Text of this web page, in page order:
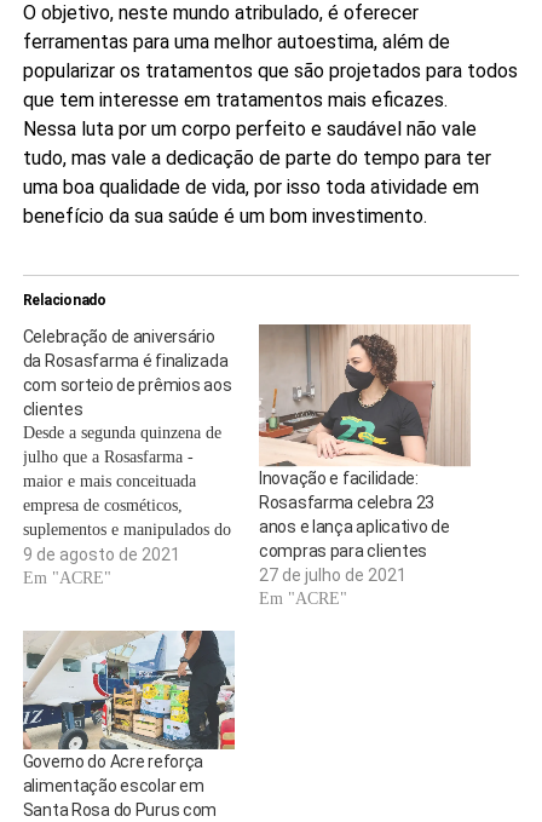
O objetivo, neste mundo atribulado, é oferecer
ferramentas para uma melhor autoestima, além de
popularizar os tratamentos que são projetados para todos
que tem interesse em tratamentos mais eficazes.
Nessa luta por um corpo perfeito e saudável não vale
tudo, mas vale a dedicação de parte do tempo para ter
uma boa qualidade de vida, por isso toda atividade em
benefício da sua saúde é um bom investimento.
Relacionado
Celebração de aniversário
da Rosasfarma é finalizada
com sorteio de prêmios aos
clientes
Desde a segunda quinzena de
julho que a Rosasfarma -
maior e mais conceituada
empresa de cosméticos,
suplementos e manipulados do
Acre - presenteia os clientes
com diversas facilidades, entre
em comemoração aos 23 anos
de fundação do
empreendimento, completados
no dia 23 de julho.…
9 de agosto de 2021
Em "ACRE"
Inovação e facilidade:
Rosasfarma celebra 23
anos e lança aplicativo de
compras para clientes
27 de julho de 2021
Em "ACRE"
Governo do Acre reforça
alimentação escolar em
Santa Rosa do Purus com